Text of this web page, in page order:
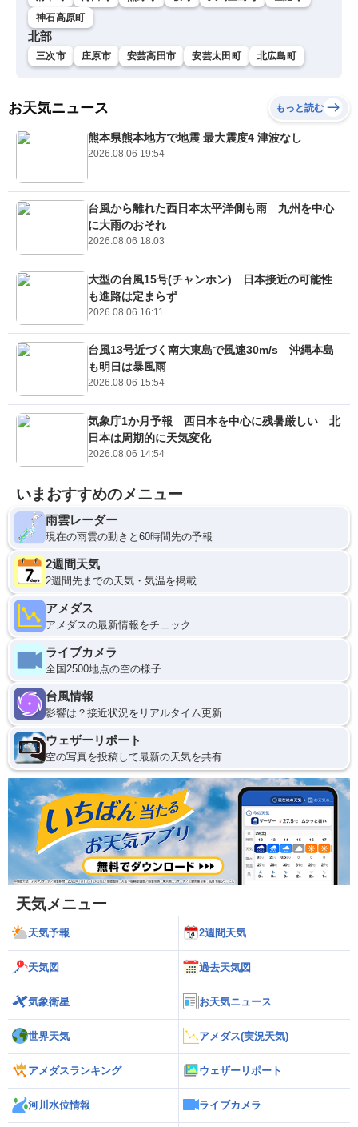
神石高原町
北部
三次市 庄原市 安芸高田市 安芸太田町 北広島町
お天気ニュース もっと読む
熊本県熊本地方で地震 最大震度4 津波なし
2026.08.06 19:54
台風から離れた西日本太平洋側も雨 九州を中心
に大雨のおそれ
2026.08.06 18:03
大型の台風15号(チャンホン) 日本接近の可能性
も進路は定まらず
2026.08.06 16:11
台風13号近づく南大東島で風速30m/s 沖縄本島
も明日は暴風雨
2026.08.06 15:54
気象庁1か月予報 西日本を中心に残暑厳しい 北
日本は周期的に天気変化
2026.08.06 14:54
いまおすすめのメニュー
雨雲レーダー
現在の雨雲の動きと60時間先の予報
2週間天気
2週間先までの天気・気温を掲載
アメダス
アメダスの最新情報をチェック
ライブカメラ
全国2500地点の空の様子
台風情報
影響は？接近状況をリアルタイム更新
ウェザーリポート
空の写真を投稿して最新の天気を共有
天気メニュー
天気予報 2週間天気
天気図 過去天気図
気象衛星 お天気ニュース
世界天気 アメダス(実況天気)
アメダスランキング ウェザーリポート
河川水位情報 ライブカメラ